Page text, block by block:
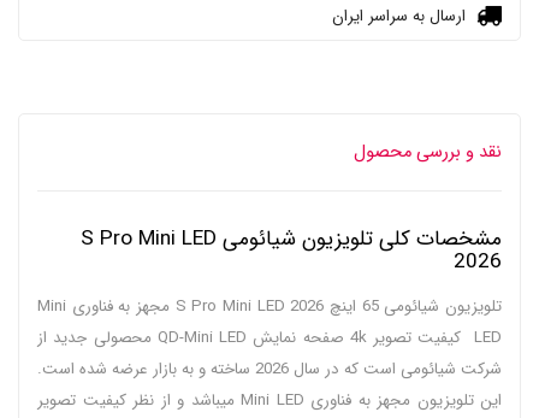
ارسال به سراسر ایران
نقد و بررسی محصول
مشخصات کلی تلویزیون شیائومی S Pro Mini LED
2026
تلویزیون شیائومی 65 اینچ S Pro Mini LED 2026 مجهز به فناوری Mini
LED کیفیت تصویر 4k صفحه نمایش QD-Mini LED محصولی جدید از
شرکت شیائومی است که در سال 2026 ساخته و به بازار عرضه شده است.
این تلویزیون مجهز به فناوری Mini LED میباشد و از نظر کیفیت تصویر